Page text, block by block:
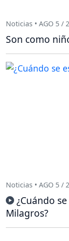
Noticias • AGO 5 /
Son como
Noticias • AGO 5 /
¿Cuándo
Milagros?